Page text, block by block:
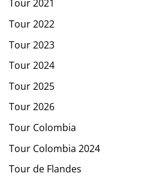
Tour 2021
Tour 2022
Tour 2023
Tour 2024
Tour 2025
Tour 2026
Tour Colombia
Tour Colombia 2024
Tour de Flandes